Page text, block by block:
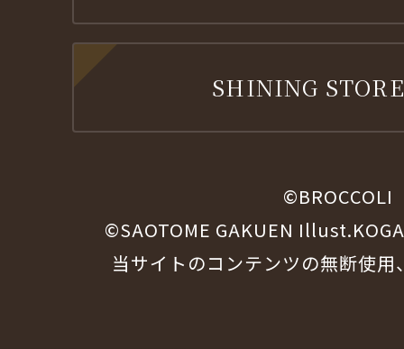
SHINING
©BROCCOLI
©SAOTOME GAKUEN
当サイトのコンテンツの無断使用